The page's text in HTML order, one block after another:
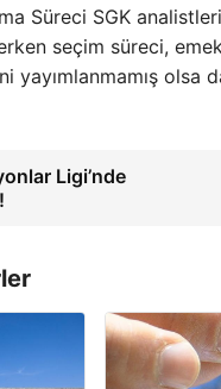
Süreci SGK
seçim süreci,
olsa
Ligi’nde